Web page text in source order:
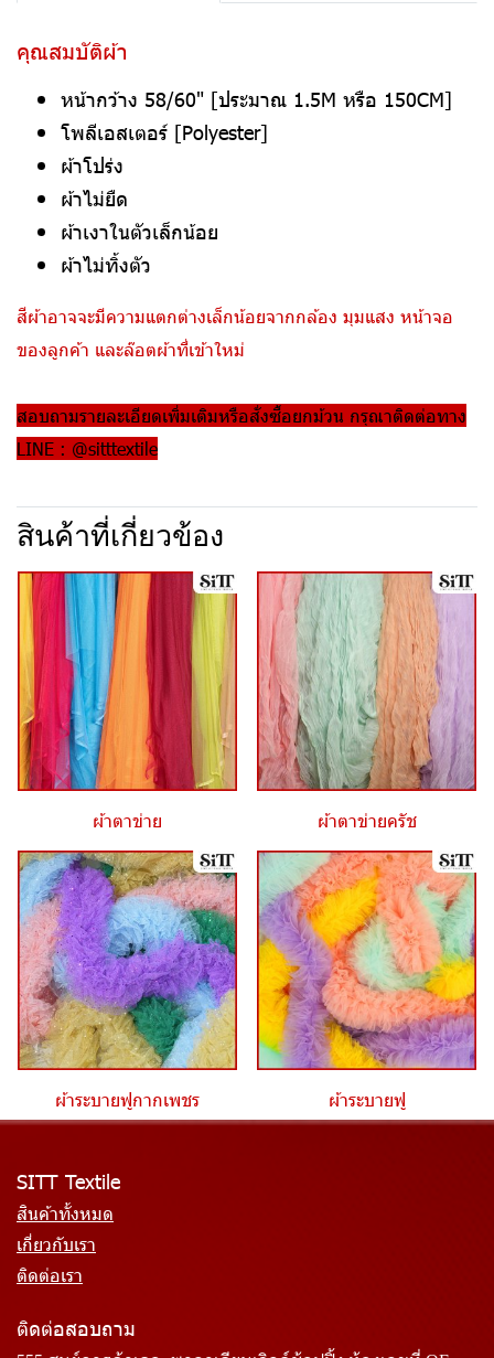
คุณสมบัติผ้า
หน้ากว้าง 58/60" [ประมาณ 1.5M หรือ 150CM]
โพลีเอสเตอร์ [Polyester]
ผ้าโปร่ง
ผ้าไม่ยืด
ผ้าเงาในตัวเล็กน้อย
ผ้าไม่ทิ้งตัว
สีผ้าอาจจะมีความแตกต่างเล็กน้อยจากกล้อง มุมแสง หน้าจอ
ของลูกค้า และล๊อตผ้าที่เข้าใหม่
สอบถามรายละเอียดเพิ่มเติมหรือสั่งซื้อยกม้วน กรุณาติดต่อทาง
LINE : @sitttextile
สินค้าที่เกี่ยวข้อง
ผ้าตาข่าย ผ้าตาข่ายครัช
ผ้าระบายฟูกากเพชร ผ้าระบายฟู
SITT Textile
สินค้าทั้งหมด
เกี่ยวกับเรา
ติดต่อเรา
ติดต่อสอบถาม